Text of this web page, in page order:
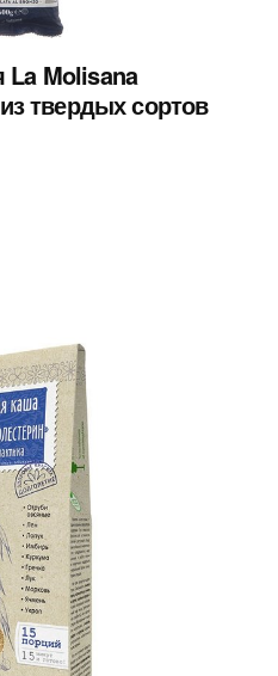
Molisana
твердых сортов